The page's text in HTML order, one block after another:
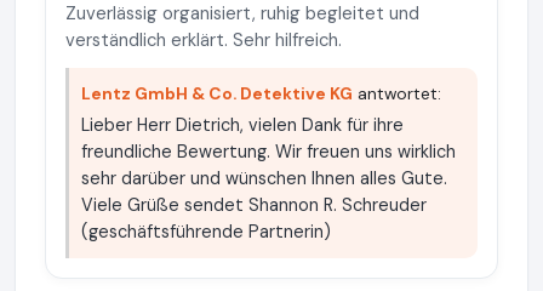
Zuverlässig organisiert, ruhig begleitet und
verständlich erklärt. Sehr hilfreich.
Lentz GmbH & Co. Detektive KG antwortet:
Lieber Herr Dietrich, vielen Dank für ihre
freundliche Bewertung. Wir freuen uns wirklich
sehr darüber und wünschen Ihnen alles Gute.
Viele Grüße sendet Shannon R. Schreuder
(geschäftsführende Partnerin)